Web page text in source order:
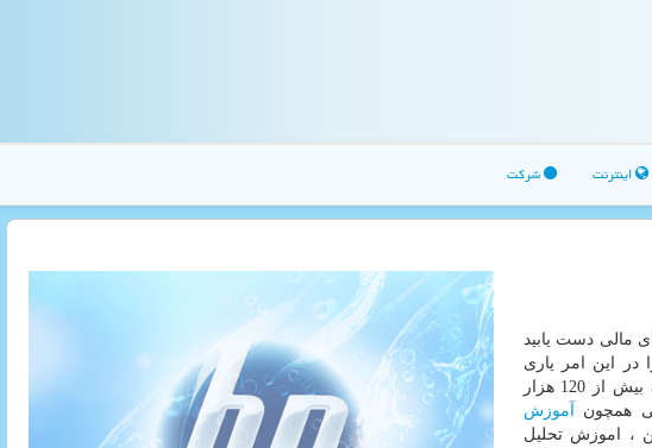
اینترنت شرکت
مالی دست یابید
این امر یاری
هزار
همچون
آموزش
، اموزش تحلیل